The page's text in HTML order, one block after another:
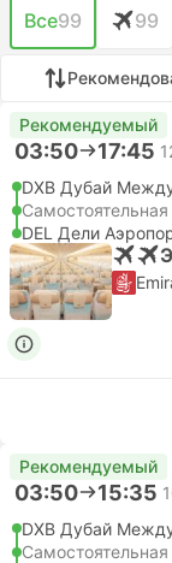
Все99 99
Рекомендуемый
03:50 17:45
DXB Дубай
DEL Дели
Рекомендуемый
03:50 15:35
DXB Дубай